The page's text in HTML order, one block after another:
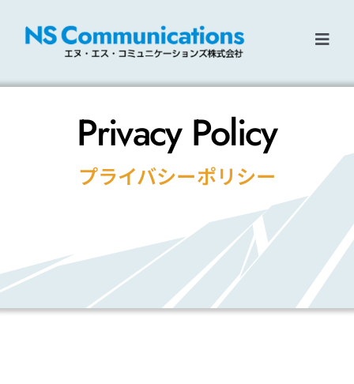
content
ソリューション
リクルート
お問い合わせ
Privacy Policy
プライバシーポリシー